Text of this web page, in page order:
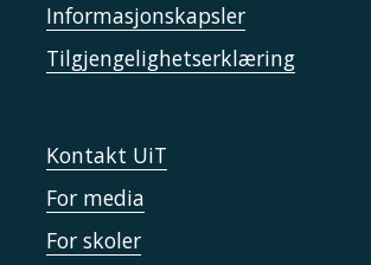
Informasjonskapsler
Tilgjengelighetserklæring
Kontakt UiT
For media
For skoler